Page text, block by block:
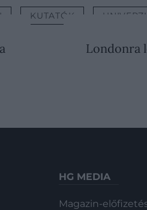
KUTATÓK
Londonra
HG MEDIA
Magazin-